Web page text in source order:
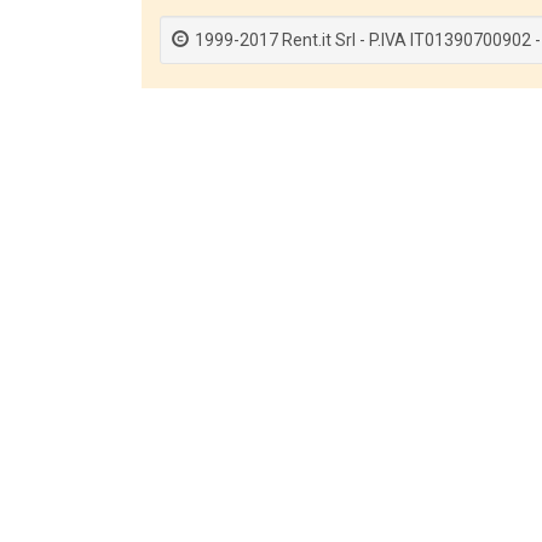
1999-2017 Rent.it Srl - P.IVA IT01390700902